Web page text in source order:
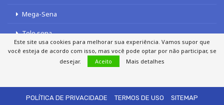
Mega-Sena
Tele sena
POLÍTICA DE PRIVACIDADE
TERMOS DE USO SITEMAP
Este site usa cookies para melhorar sua experiência. Vamos supor que
você esteja de acordo com isso, mas você pode optar por não participar, se
desejar.
Aceito Mais detalhes